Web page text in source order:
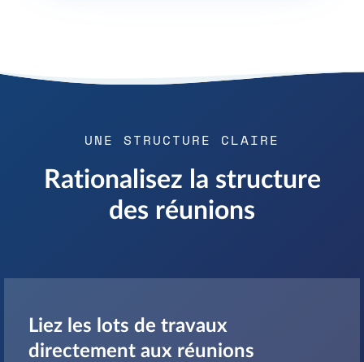
UNE STRUCTURE CLAIRE
Rationalisez la structure
des réunions
Liez les lots de travaux
directement aux réunions